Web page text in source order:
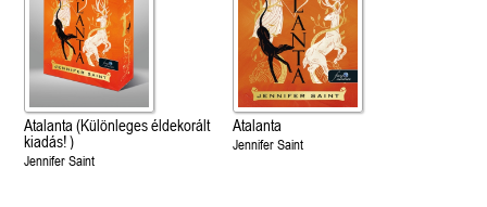
Atalanta (Különleges éldekorált
kiadás! )
Jennifer Saint
Atalanta
Jennifer Saint